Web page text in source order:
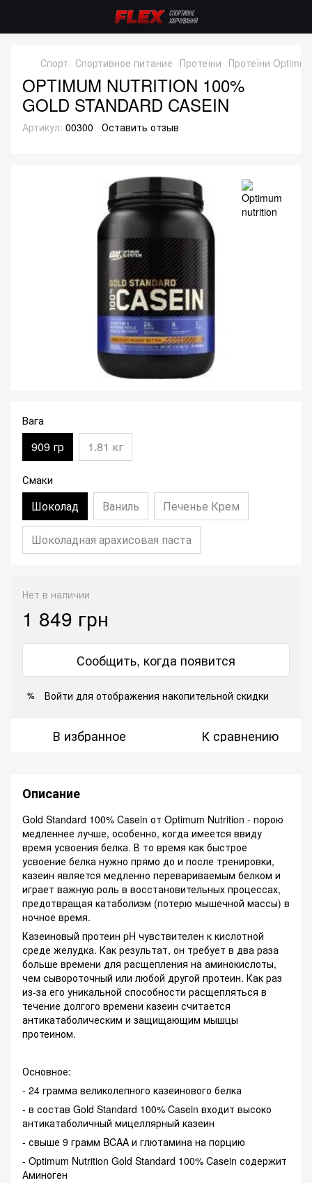
Спорт Спортивное питание Протеїни Протеїни
OPTIMUM NUTRITION 100%
GOLD STANDARD CASEIN
Артикул: 00300 Оставить отзыв
Вага
909 гр 1.81 кг
Смаки
Шоколад Ваниль Печенье Крем
Шоколадная арахисовая паста
Нет в наличии
1 849 грн
Сообщить, когда появится
% Войти для отображения накопительной скидки
В избранное К сравнению
Описание
Gold Standard 100% Casein от Optimum Nutrition - порою
медленнее лучше, особенно, когда имеется ввиду
время усвоения белка. В то время как быстрое
усвоение белка нужно прямо до и после тренировки,
казеин является медленно перевариваемым белком и
играет важную роль в восстановительных процессах,
предотвращая катаболизм (потерю мышечной массы) в
ночное время.
Казеиновый протеин pH чувствителен к кислотной
среде желудка. Как результат, он требует в два раза
больше времени для расщепления на аминокислоты,
чем сывороточный или любой другой протеин. Как раз
из-за его уникальной способности расщепляться в
течение долгого времени казеин считается
антикатаболическим и защищающим мышцы
протеином.
Основное:
- 24 грамма великолепного казеинового белка
- в состав Gold Standard 100% Casein входит высоко
антикатаболичный мицеллярный казеин
- свыше 9 грамм BCAA и глютамина на порцию
- Optimum Nutrition Gold Standard 100% Casein содержит
Аминоген